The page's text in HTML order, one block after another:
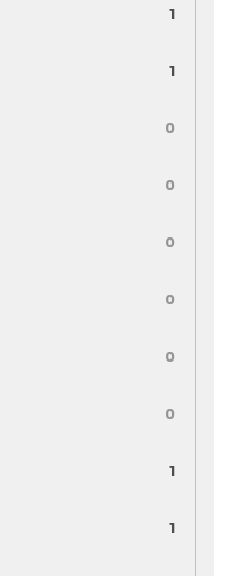
1
1
0
0
0
0
0
0
1
1